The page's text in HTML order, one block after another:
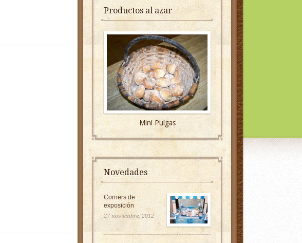
Productos al azar
Mini Pulgas
Novedades
Corners de
exposición
27 noviembre, 2012